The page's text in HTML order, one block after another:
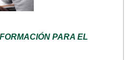
PARA EL